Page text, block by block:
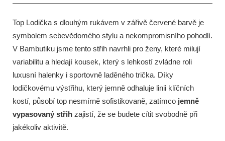
Top Lodička s dlouhým rukávem v zářivě červené barvě je
symbolem sebevědomého stylu a nekompromisního pohodlí.
V Bambutiku jsme tento střih navrhli pro ženy, které milují
variabilitu a hledají kousek, který s lehkostí zvládne roli
luxusní halenky i sportovně laděného trička. Díky
lodičkovému výstřihu, který jemně odhaluje linii klíčních
kostí, působí top nesmírně sofistikovaně, zatímco jemně
vypasovaný střih zajistí, že se budete cítit svobodně při
jakékoliv aktivitě.